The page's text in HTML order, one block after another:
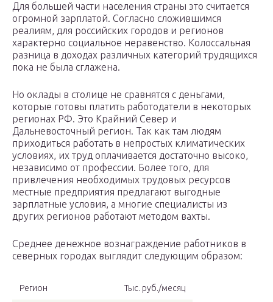
Для большей части населения страны это считается
огромной зарплатой. Согласно сложившимся
реалиям, для российских городов и регионов
характерно социальное неравенство. Колоссальная
разница в доходах различных категорий трудящихся
пока не была сглажена.
Но оклады в столице не сравнятся с деньгами,
которые готовы платить работодатели в некоторых
регионах РФ. Это Крайний Север и
Дальневосточный регион. Так как там людям
приходиться работать в непростых климатических
условиях, их труд оплачивается достаточно высоко,
независимо от профессии. Более того, для
привлечения необходимых трудовых ресурсов
местные предприятия предлагают выгодные
зарплатные условия, а многие специалисты из
других регионов работают методом вахты.
Среднее денежное вознаграждение работников в
северных городах выглядит следующим образом:
Регион Тыс. руб./месяц